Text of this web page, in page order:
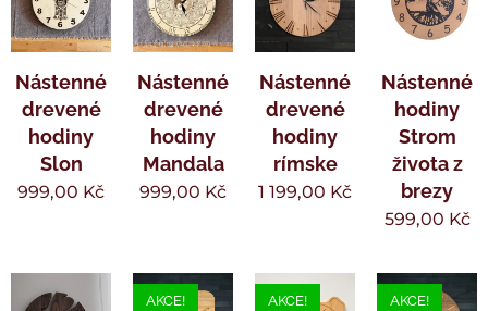
Nástenné
drevené
hodiny
Slon
999,00 Kč
Nástenné
drevené
hodiny
Mandala
999,00 Kč
Nástenné
drevené
hodiny
rímske
1 199,00 Kč
Nástenné
hodiny
Strom
života z
brezy
599,00 Kč
AKCE! AKCE! AKCE!